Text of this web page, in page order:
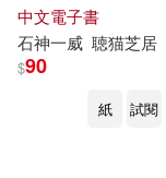
中文電子書
石神一威 聴猫芝居
$90
紙 試閱